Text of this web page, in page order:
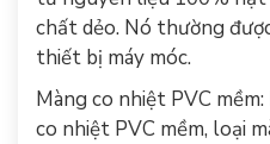
chất dẻo. Nó thường
thiết bị máy móc.
Màng co nhiệt PVC
co nhiệt PVC mềm, loại